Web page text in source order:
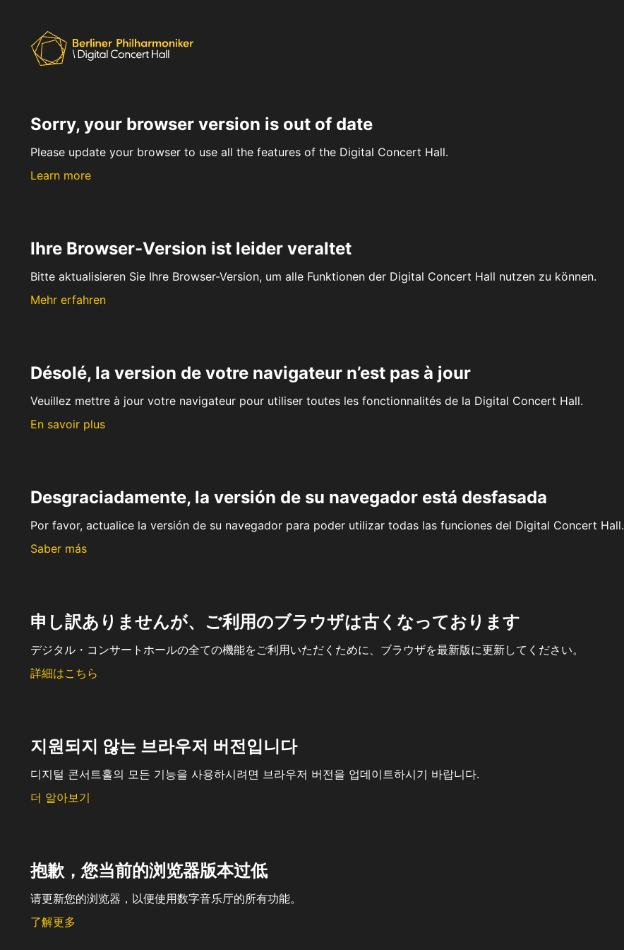
Sorry, your browser version is out of date
Please update your browser to use all the features of the Digital Concert Hall.
Learn more
Ihre Browser-Version ist leider veraltet
Bitte aktualisieren Sie Ihre Browser-Version, um alle Funktionen der Digital Concert Hall nutzen zu können.
Mehr erfahren
Désolé, la version de votre navigateur n’est pas à jour
Veuillez mettre à jour votre navigateur pour utiliser toutes les fonctionnalités de la Digital Concert Hall.
En savoir plus
Desgraciadamente, la versión de su navegador está desfasada
Por favor, actualice la versión de su navegador para poder utilizar todas las funciones del Digital Concert Hall.
Saber más
申し訳ありませんが、ご利用のブラウザは古くなっております
デジタル・コンサートホールの全ての機能をご利用いただくために、ブラウザを最新版に更新してください。
詳細はこちら
지원되지 않는 브라우저 버전입니다
디지털 콘서트홀의 모든 기능을 사용하시려면 브라우저 버전을 업데이트하시기 바랍니다.
더 알아보기
抱歉，您当前的浏览器版本过低
请更新您的浏览器，以便使用数字音乐厅的所有功能。
了解更多